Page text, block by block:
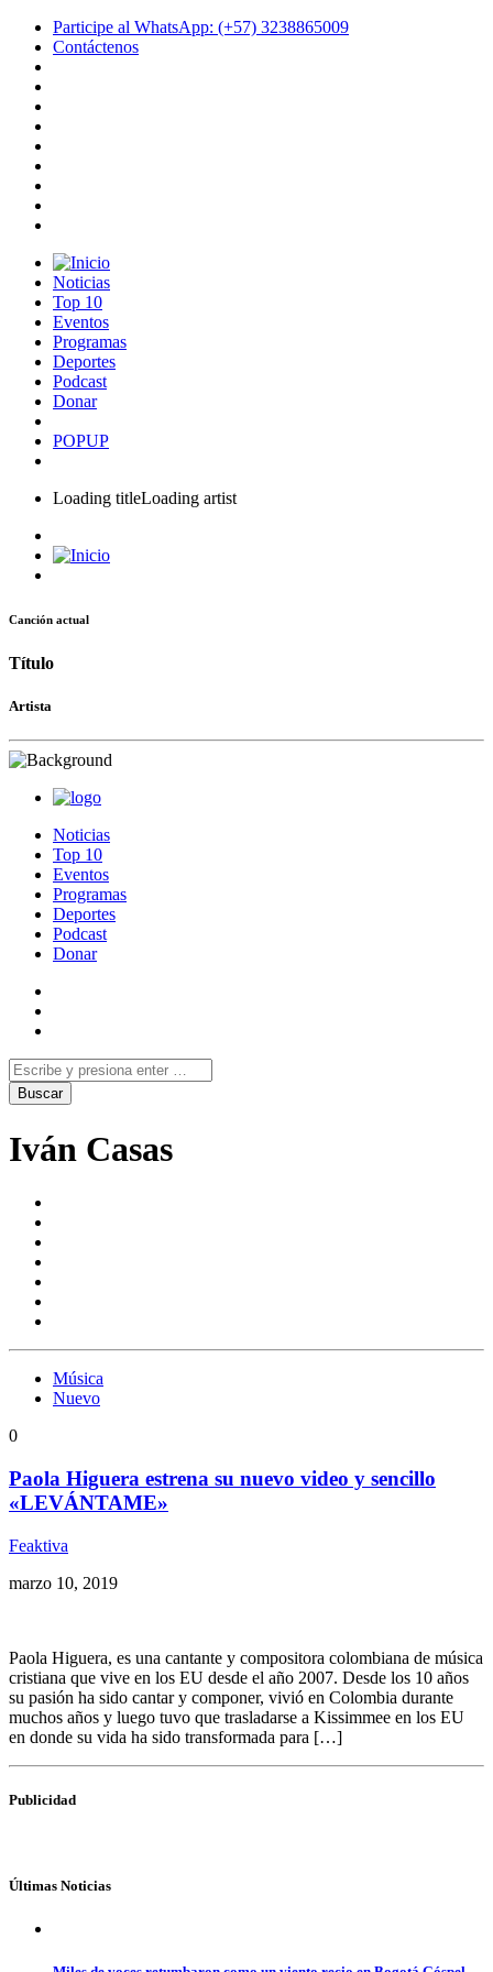
Participe al WhatsApp: (+57) 3238865009
Contáctenos
Noticias
Top 10
Eventos
Programas
Deportes
Podcast
Donar
POPUP
Loading titleLoading artist
Canción actual
Título
Artista
Noticias
Top 10
Eventos
Programas
Deportes
Podcast
Donar
Iván Casas
Música
Nuevo
0
Paola Higuera estrena su nuevo video y sencillo
«LEVÁNTAME»
Feaktiva
marzo 10, 2019
Paola Higuera, es una cantante y compositora colombiana de música
cristiana que vive en los EU desde el año 2007. Desde los 10 años
su pasión ha sido cantar y componer, vivió en Colombia durante
muchos años y luego tuvo que trasladarse a Kissimmee en los EU
en donde su vida ha sido transformada para […]
Publicidad
Últimas Noticias